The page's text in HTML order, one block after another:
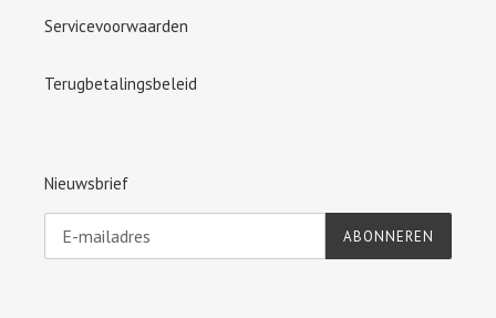
Servicevoorwaarden
Terugbetalingsbeleid
Nieuwsbrief
ABONNEREN